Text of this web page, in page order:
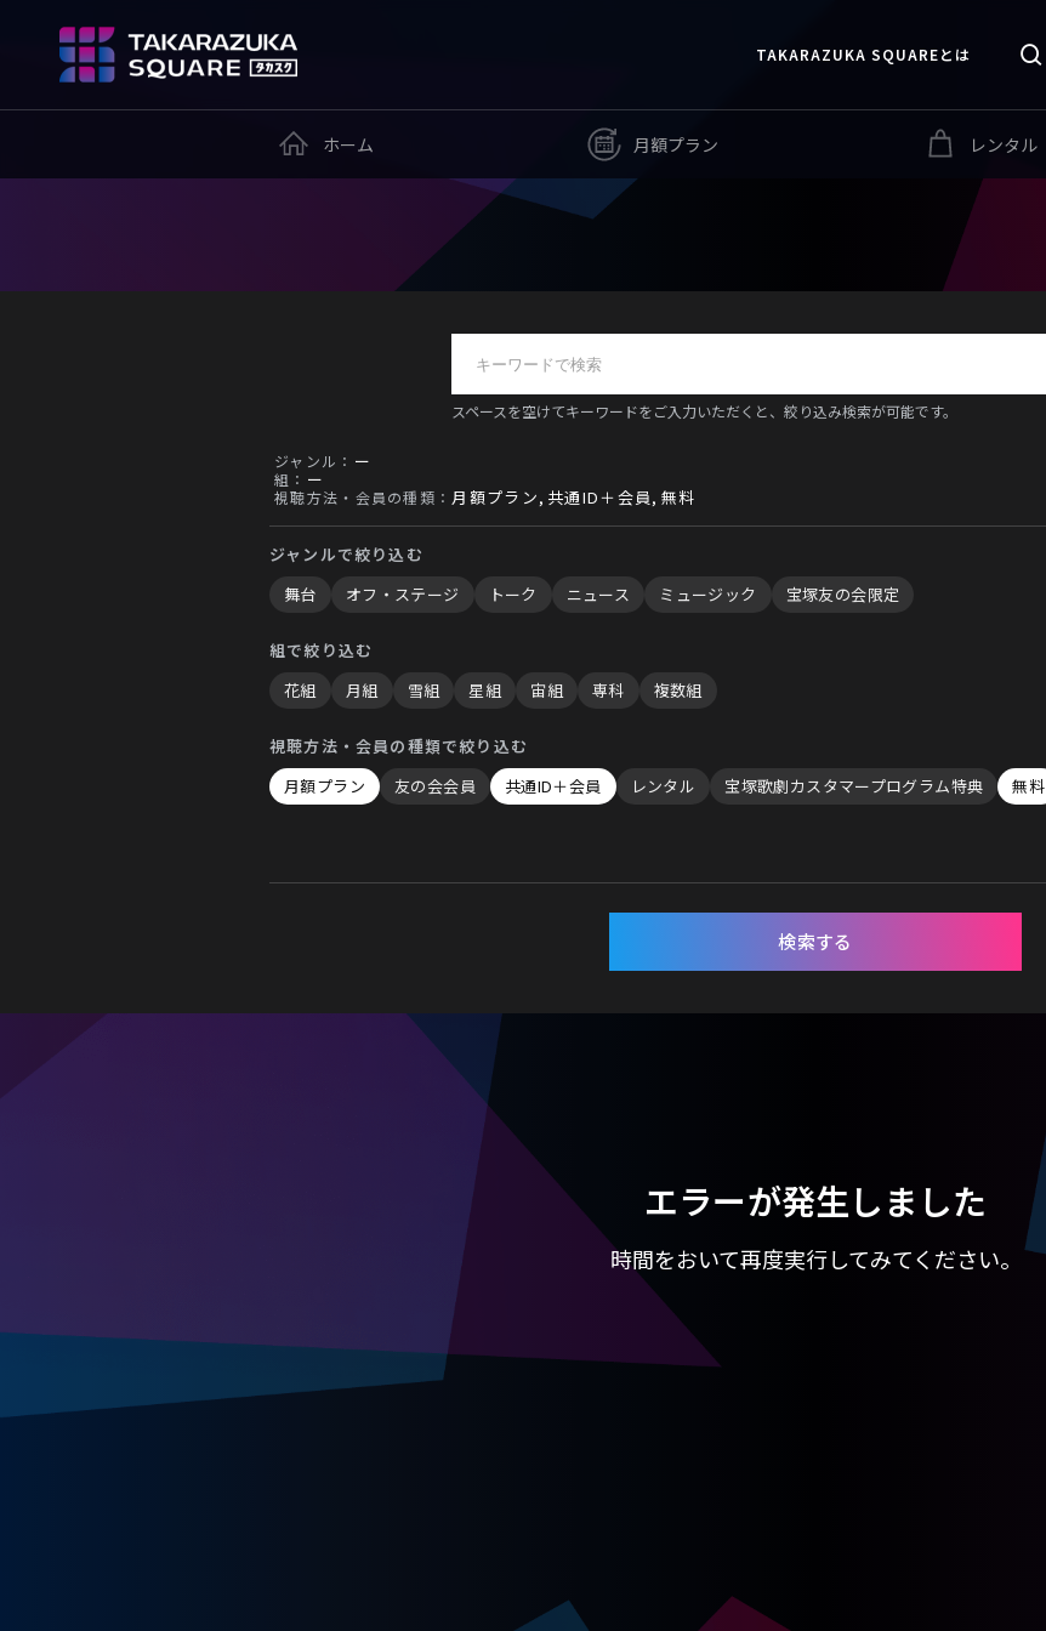
TAKARAZUKA SQUAREとは
ホーム 月額プラン レンタル
スペースを空けてキーワードをご入力いただくと、絞り込み検索が可能です。
ジャンル： ー
組： ー
視聴方法・会員の種類： 月額プラン 共通ID＋会員 無料
ジャンルで絞り込む
舞台
オフ・ステージ トーク ニュース ミュージック 宝塚友の会限定
組で絞り込む
花組
月組 雪組 星組 宙組 専科 複数組
視聴方法・会員の種類で絞り込む
月額プラン
友の会会員 共通ID＋会員 レンタル 宝塚歌劇カスタマープログラム特典 無料
検索する
エラーが発生しました
時間をおいて再度実行してみてください。